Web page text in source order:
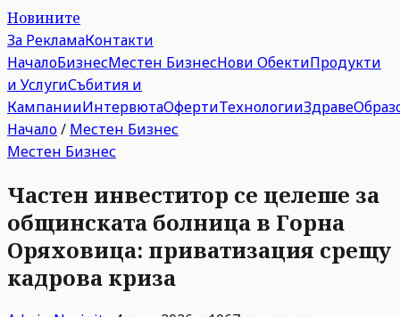
Новините
За РекламаКонтакти
НачалоБизнесМестен БизнесНови ОбектиПродукти
и УслугиСъбития и
КампанииИнтервютаОфертиТехнологииЗдраве
Начало/ Местен Бизнес
Местен Бизнес
Частен инвеститор се целеше за
общинската болница в Горна
Оряховица: приватизация срещу
кадрова криза